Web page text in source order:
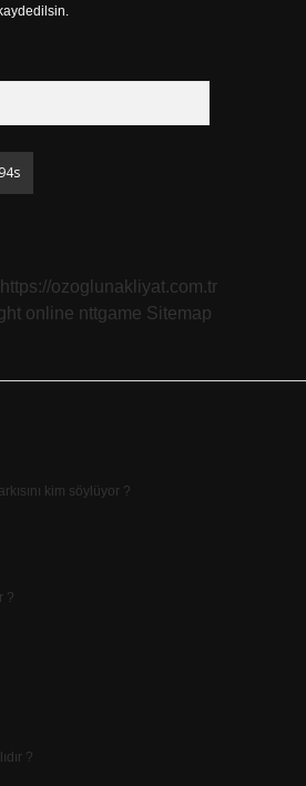
https://ozoglunakliyat.com.tr
online nttgame Sitemap
kim söylüyor ?
?
?